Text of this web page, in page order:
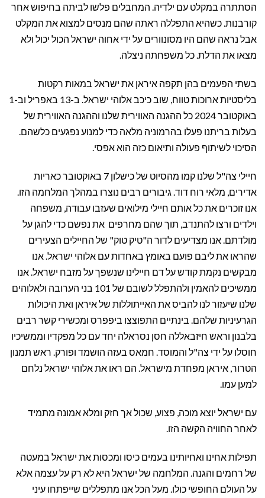
הסתתרה במקלט עם ילדיה. המחבלים פלשו לביתה בחיפוש אחר
קורבנות. כשהיא התפללה ראתה שהם מנסים למצוא את המקלט
אבל נראה שהם היו מסונוורים על ידי אחוה ישראל הכול יכול ולא
מצאו את הדלת. כל משפחתה ניצלה.
בשתי הפעמים בהן תקפה איראן את ישראל במאות רקטות
בליסטיות ארוכות טווח, שוב כיכב אלוהי ישראל. ב-13 באפריל וב-1
באוקטובר 2024 כל ההגנה האווירית שלנו וההגנה האווירית של
בעלות בריתנו פעלו בהרמוניה מלאה כדי למנוע נפגעים כלשהם.
הסיכוי לשיתוף פעולה ותיאום כזה הוא אפסי.
חיילי צה"ל שלנו קמו מהסיוט של כישלון 7 באוקטובר כאריות
אדירים, מלאי רוח דוד. גיבורים רבים נוצרו במהלך המלחמה הזו.
אנו זוכרים את כל אותם חיילי מילואים שעזבו עבודה, משפחה
וילדים ורצו להתנדב, תוך שהם מחרפים את נפשם כדי להגן על
מולדתם. אנו מצדיעים לדור ה"טיק טוק" של החיילים הצעירים
שהראו את ליבם פועם באומץ באחדות עם אלוהי ישראל. אנו
מבקשים נקמת קודש על דם חיילינו שנשפך על מזבח ישראל. אנו
ממשיכים להאמין ולהתפלל לשובם של 101 בני הערובה ולאלוהים
שלנו שיעזור לנו להביס את האייתוללות של איראן ואת היכולות
הגרעיניות שלהם. בינתיים התפוצצו ביפפרס ומכשירי קשר רבים
בלבנון וראש חיזבאללה חסן נסראלה יחד עם כל מפקדיו וממשיכיו
חוסלו על ידי צה"ל והמוסד. חמאס בעזה הושמד ופורק. ראש תמנון
הטרור, איראן מפחדת מישראל. הם ראו את אלוהי ישראל נלחם
למען עמו.
עם ישראל יוצא מוכה, פצוע, שכול אך חזק ומלא אמונה מתמיד
לאחר החוויה הקשה הזו.
תפילות אחינו ואחיותינו בעמים כיסו ומכסות את ישראל במעטה
של ​​רחמים והגנה. המלחמה של ישראל היא לא רק על עצמה אלא
על העולם החופשי כולו. מעל הכל אנו מתפללים שייפתחו עיני